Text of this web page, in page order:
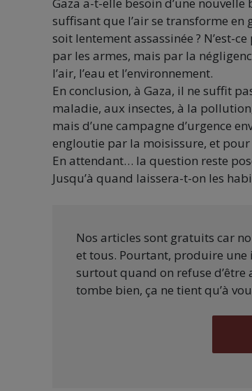
Gaza a-t-elle besoin d’une
suffisant que l’air se transforme en
soit lentement assassinée ? N’est-
par les armes, mais par la
l’air, l’eau et l’environnement.
En conclusion, à Gaza, il ne suffit
maladie, aux insectes, à la
mais d’une campagne d’urgence
engloutie par la moisissure, et
En attendant… la question reste
Jusqu’à quand laissera-t-on les
Nos articles sont gratuits car
et tous. Pourtant, produire une
surtout quand on refuse d’être
tombe bien, ça ne tient qu’à